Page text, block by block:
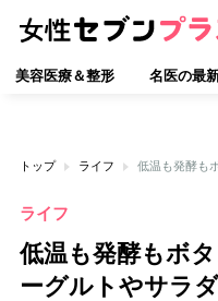
美容医療＆整形 名医の最
トップ ライフ
ライフ
低温も発酵もボ
ーグルトやサラ